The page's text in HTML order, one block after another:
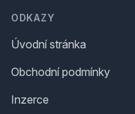
ODKAZY
Úvodní stránka
Obchodní podmínky
Inzerce